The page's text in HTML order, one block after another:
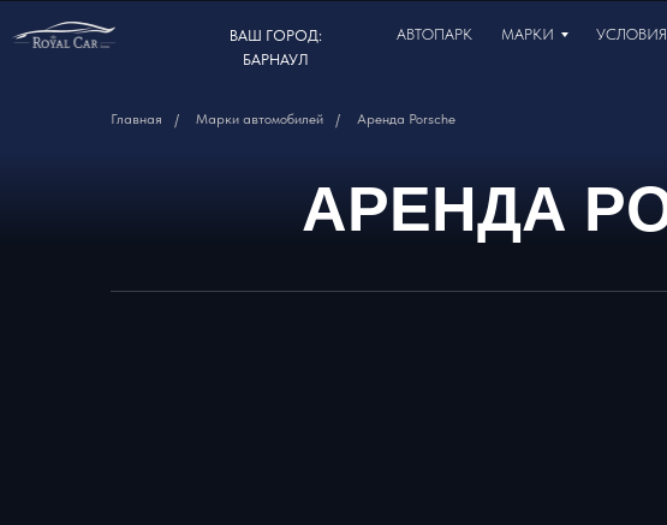
АВТОПАРК МАРКИ
ВАШ ГОРОД:
БАРНАУЛ
Главная / Марки автомобилей / Аренда Porsche
АРЕНДА